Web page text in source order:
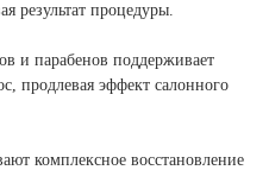
результат процедуры.
и парабенов поддерживает
продлевая эффект салонного
комплексное восстановление